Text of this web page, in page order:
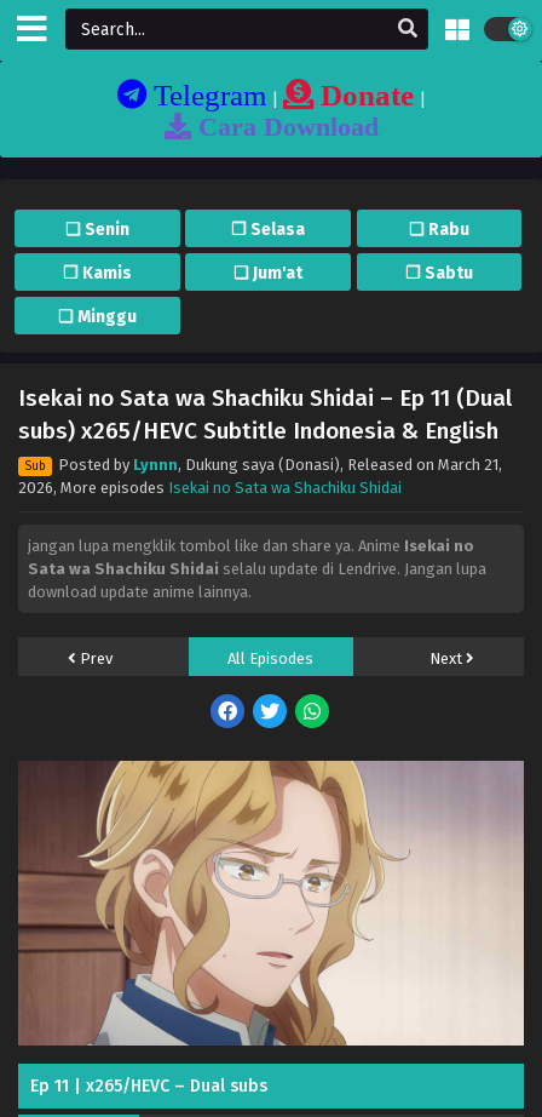
Telegram| Donate|
Cara Download
❏ Senin ❐ Selasa ❏ Rabu
❐ Kamis ❏ Jum'at ❐ Sabtu
❏ Minggu
Isekai no Sata wa Shachiku Shidai – Ep 11 (Dual
subs) x265/HEVC Subtitle Indonesia & English
Sub Posted by Lynnn, Dukung saya (Donasi), Released on March 21,
2026, More episodes Isekai no Sata wa Shachiku Shidai
jangan lupa mengklik tombol like dan share ya. Anime Isekai no
Sata wa Shachiku Shidai selalu update di Lendrive. Jangan lupa
download update anime lainnya.
Prev All Episodes Next
Ep 11 | x265/HEVC – Dual subs